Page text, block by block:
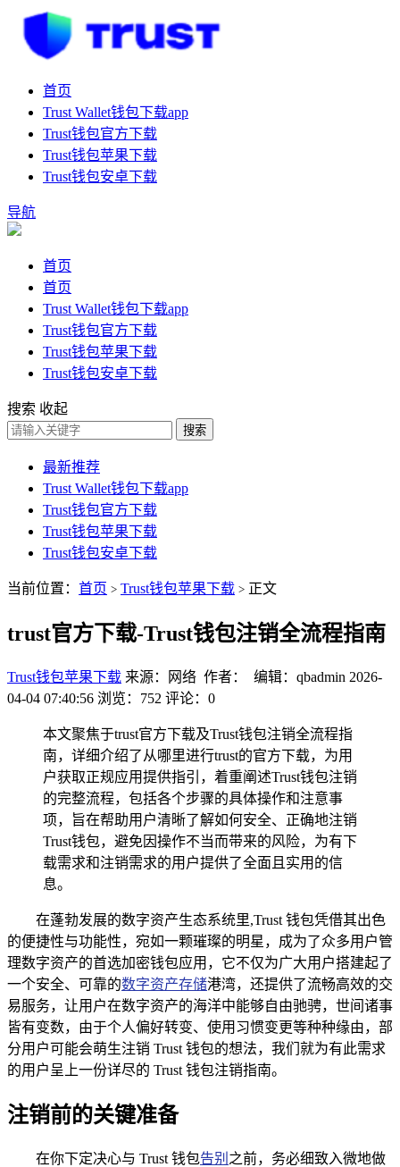
首页
Trust Wallet钱包下载app
Trust钱包官方下载
Trust钱包苹果下载
Trust钱包安卓下载
导航
首页
首页
Trust Wallet钱包下载app
Trust钱包官方下载
Trust钱包苹果下载
Trust钱包安卓下载
搜索 收起
搜索
最新推荐
Trust Wallet钱包下载app
Trust钱包官方下载
Trust钱包苹果下载
Trust钱包安卓下载
当前位置： 首页 > Trust钱包苹果下载 > 正文
trust官方下载-Trust钱包注销全流程指南
Trust钱包苹果下载 来源：网络 作者： 编辑：qbadmin 2026-
04-04 07:40:56 浏览：752 评论：0
本文聚焦于trust官方下载及Trust钱包注销全流程指
南，详细介绍了从哪里进行trust的官方下载，为用
户获取正规应用提供指引，着重阐述Trust钱包注销
的完整流程，包括各个步骤的具体操作和注意事
项，旨在帮助用户清晰了解如何安全、正确地注销
Trust钱包，避免因操作不当而带来的风险，为有下
载需求和注销需求的用户提供了全面且实用的信
息。
在蓬勃发展的数字资产生态系统里,Trust 钱包凭借其出色
的便捷性与功能性，宛如一颗璀璨的明星，成为了众多用户管
理数字资产的首选加密钱包应用，它不仅为广大用户搭建起了
一个安全、可靠的数字资产存储港湾，还提供了流畅高效的交
易服务，让用户在数字资产的海洋中能够自由驰骋，世间诸事
皆有变数，由于个人偏好转变、使用习惯变更等种种缘由，部
分用户可能会萌生注销 Trust 钱包的想法，我们就为有此需求
的用户呈上一份详尽的 Trust 钱包注销指南。
注销前的关键准备
在你下定决心与 Trust 钱包告别 之前，务必细致入微地做